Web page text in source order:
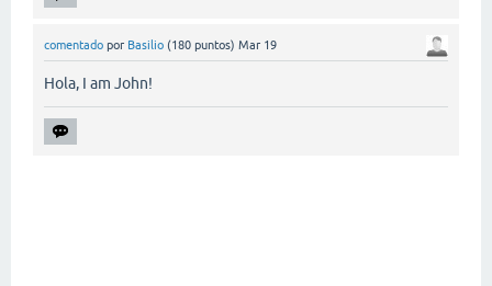
comentado por Basilio (180 puntos) Mar 19
Hola, I am John!